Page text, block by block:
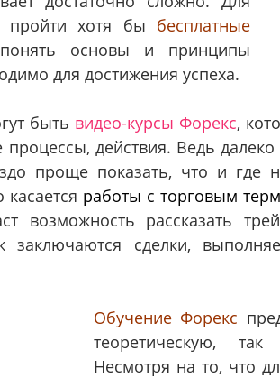
пройти хотя бы бесплатные
основы и принципы
для достижения успеха.
быть видео-курсы Форекс,
процессы, действия. Ведь
проще показать, что и где
работы с торговым
возможность рассказать
заключаются сделки,
Обучение Форекс
теоретическую,
Несмотря на то, что